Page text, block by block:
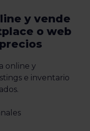
y vende
o web
online y
e inventario